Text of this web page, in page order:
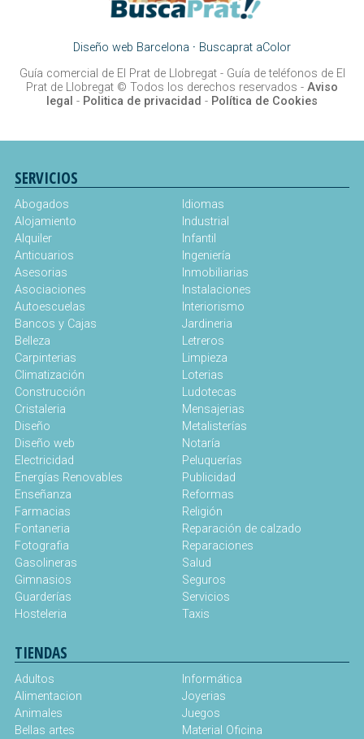
Diseño web Barcelona · Buscaprat aColor
Guía comercial de El Prat de Llobregat - Guía de teléfonos de El
Prat de Llobregat © Todos los derechos reservados - Aviso
legal - Politica de privacidad - Política de Cookies
SERVICIOS
Abogados
Alojamiento
Alquiler
Anticuarios
Asesorias
Asociaciones
Autoescuelas
Bancos y Cajas
Belleza
Carpinterias
Climatización
Construcción
Cristaleria
Diseño
Diseño web
Electricidad
Energías Renovables
Enseñanza
Farmacias
Fontaneria
Fotografia
Gasolineras
Gimnasios
Guarderías
Hosteleria
Idiomas
Industrial
Infantil
Ingeniería
Inmobiliarias
Instalaciones
Interiorismo
Jardineria
Letreros
Limpieza
Loterias
Ludotecas
Mensajerias
Metalisterías
Notaría
Peluquerías
Publicidad
Reformas
Religión
Reparación de calzado
Reparaciones
Salud
Seguros
Servicios
Taxis
TIENDAS
Adultos
Alimentacion
Animales
Bellas artes
Informática
Joyerias
Juegos
Material Oficina